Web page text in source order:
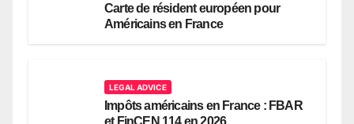
Carte de résident européen pour
Américains en France
LEGAL ADVICE
Impôts américains en France : FBAR
et FinCEN 114 en 2026